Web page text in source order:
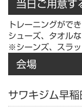
トレーニングがで
シューズ、タオル
※シーンズ、スラ
会場
サワキジム早